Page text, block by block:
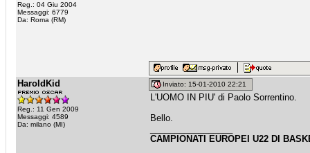
Reg.: 04 Giu 2004
Messaggi: 6779
Da: Roma (RM)
HaroldKid
Reg.: 11 Gen 2009
Messaggi: 4589
Da: milano (MI)
Inviato: 15-01-2010 22:21
L'UOMO IN PIU' di Paolo Sorrentino.
Bello.
CAMPIONATI EUROPEI U22 DI